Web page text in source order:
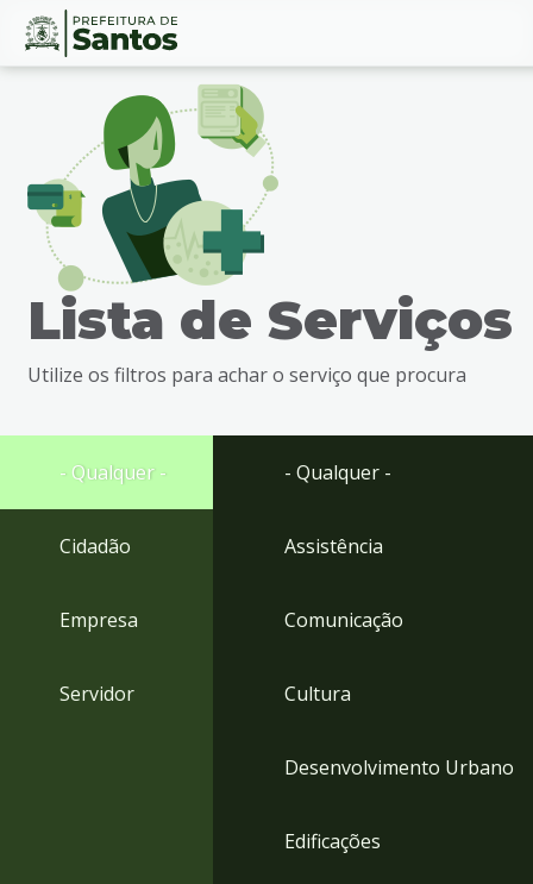
Ir
busca
Ir
rodapé
Conteúdo
Lista de Serviços
Utilize os filtros para achar o serviço que procura
- Qualquer -
Cidadão
Empresa
Servidor
- Qualquer -
Assistência
Comunicação
Cultura
Desenvolvimento Urbano
Edificações